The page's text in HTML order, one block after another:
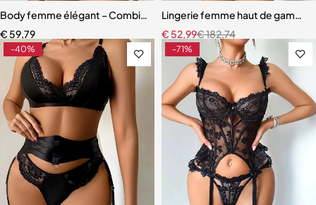
Body femme élégant – Combinaison avec empiècements en maille
€ 59,79
Lingerie femme haut de
€182,74
€ 52,99
-40% -71%